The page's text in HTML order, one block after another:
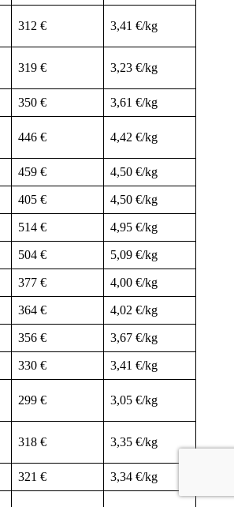
312 € 3,41 €/kg
319 € 3,23 €/kg
350 € 3,61 €/kg
446 € 4,42 €/kg
459 € 4,50 €/kg
405 € 4,50 €/kg
514 € 4,95 €/kg
504 € 5,09 €/kg
377 € 4,00 €/kg
364 € 4,02 €/kg
356 € 3,67 €/kg
330 € 3,41 €/kg
299 € 3,05 €/kg
318 € 3,35 €/kg
321 € 3,34 €/kg